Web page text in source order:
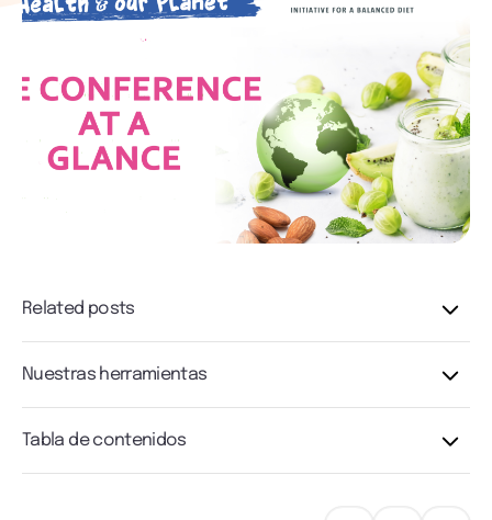
Related posts
Nuestras herramientas
Tabla de contenidos